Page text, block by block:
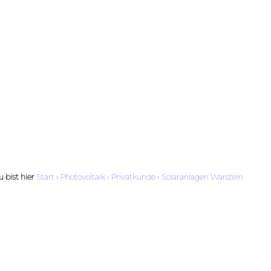
bist hier Start › Photovoltaik › Privatkunde › Solaranlagen Warstein